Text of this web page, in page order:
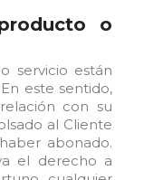
o
servicio están
este sentido,
con su
al Cliente
abonado.
el derecho a